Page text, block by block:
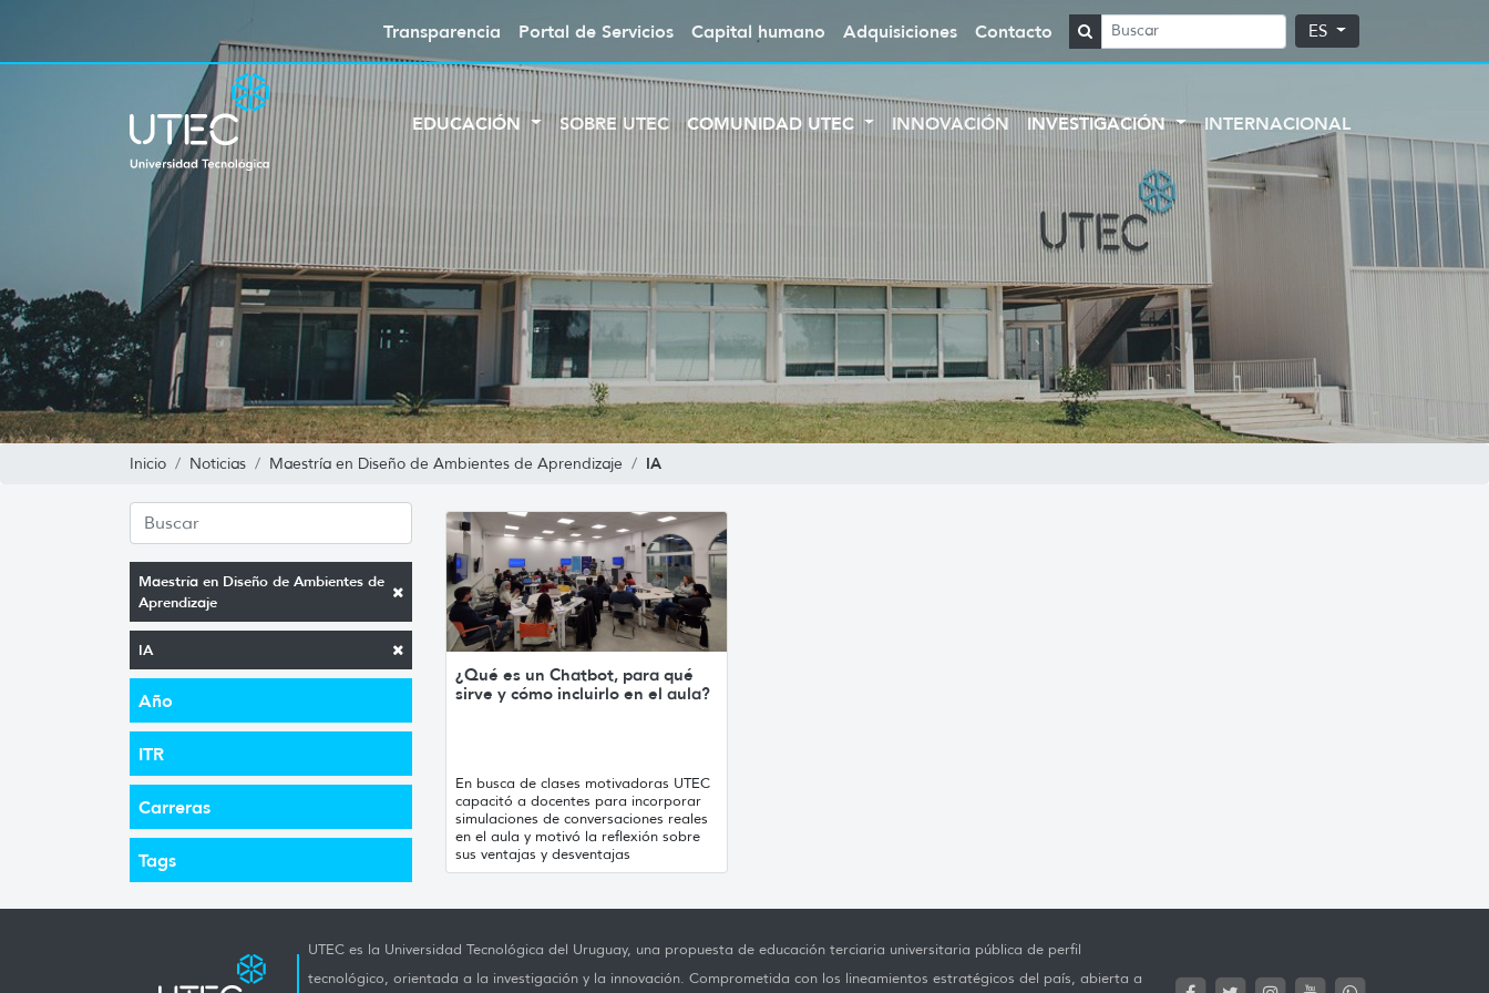
Transparencia Portal de Servicios Capital humano Adquisiciones Contacto ES
EDUCACIÓN SOBRE UTEC COMUNIDAD UTEC INNOVACIÓN INVESTIGACIÓN INTERNACIONAL
Inicio Noticias Maestría en Diseño de Ambientes de Aprendizaje IA
Maestría en Diseño de Ambientes de
Aprendizaje
IA
Año
ITR
Carreras
Tags
¿Qué es un Chatbot, para qué
sirve y cómo incluirlo en el aula?
En busca de clases motivadoras UTEC
capacitó a docentes para incorporar
simulaciones de conversaciones reales
en el aula y motivó la reflexión sobre
sus ventajas y desventajas
UTEC es la Universidad Tecnológica del Uruguay, una propuesta de educación terciaria universitaria pública de perfil
tecnológico, orientada a la investigación y la innovación. Comprometida con los lineamientos estratégicos del país, abierta a